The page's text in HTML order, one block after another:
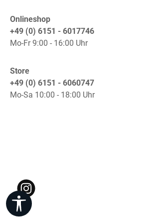
Onlineshop
+49 (0) 6151 - 6017746
Mo-Fr 9:00 - 16:00 Uhr
Store
+49 (0) 6151 - 6060747
Mo-Sa 10:00 - 18:00 Uhr
Instagram
Werkzeugleiste anzeigen